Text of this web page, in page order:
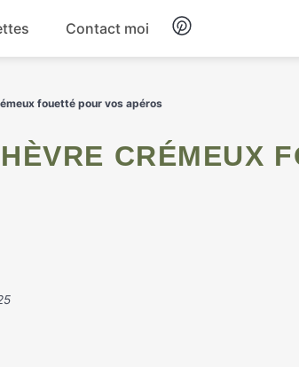
Contact moi
fouetté pour vos apéros